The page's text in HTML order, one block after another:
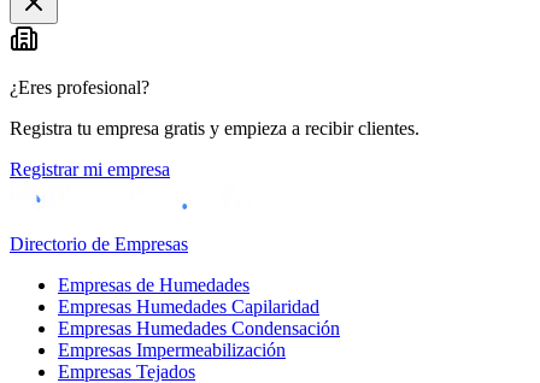
¿Eres profesional?
Registra tu empresa gratis y empieza a recibir clientes.
Registrar mi empresa
Directorio de Empresas
Empresas de Humedades
Empresas Humedades Capilaridad
Empresas Humedades Condensación
Empresas Impermeabilización
Empresas Tejados